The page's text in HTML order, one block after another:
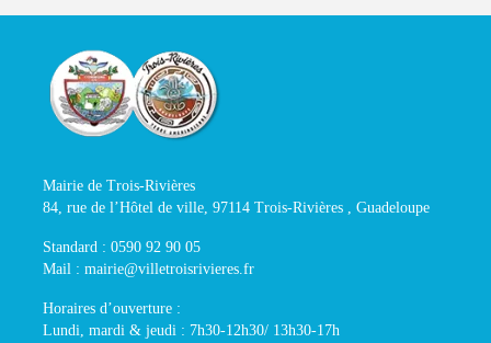
Mairie de Trois-Rivières
84, rue de l’Hôtel de ville, 97114 Trois-Rivières , Guadeloupe
Standard : 0590 92 90 05
Mail : mairie@villetroisrivieres.fr
Horaires d’ouverture :
Lundi, mardi & jeudi : 7h30-12h30/ 13h30-17h